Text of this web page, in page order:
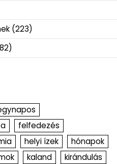
(223)
felfedezés
helyi ízek
hónapok
kaland
kirándulás